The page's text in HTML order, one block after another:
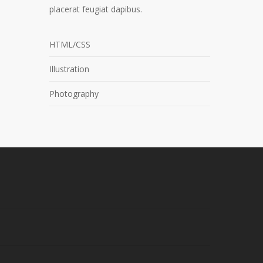
placerat feugiat dapibus.
HTML/CSS
Illustration
Photography